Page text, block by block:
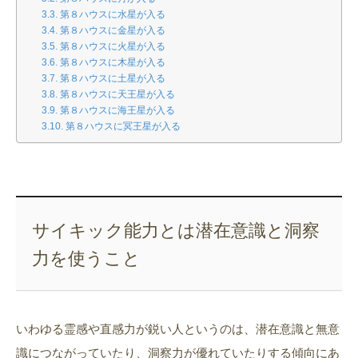
第８ハウスに水星が入る
第８ハウスに金星が入る
第８ハウスに火星が入る
第８ハウスに木星が入る
第８ハウスに土星が入る
第８ハウスに天王星が入る
第８ハウスに海王星が入る
第８ハウスに冥王星が入る
サイキック能力とは潜在意識と洞察
力を使うこと
いわゆる霊感や直感力が鋭い人というのは、潜在意識と無意
識につながっていたり、洞察力が優れていたりする傾向にあ